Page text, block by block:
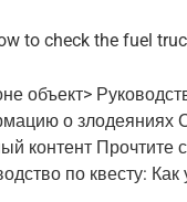
объект>
о злодеяниях
контент Прочтите
по квесту: Как